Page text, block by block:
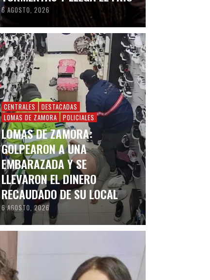
6 AGOSTO, 2026
CENTRALES
DESTACADAS
LOMAS DE ZAMORA
POLICIALES
LOMAS DE ZAMORA:
GOLPEARON A UNA
EMBARAZADA Y SE
LLEVARON EL DINERO
RECAUDADO DE SU LOCAL
6 AGOSTO, 2026